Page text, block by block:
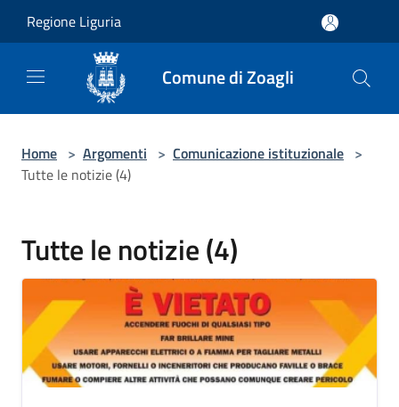
Regione Liguria
Comune di Zoagli
Home > Argomenti > Comunicazione istituzionale >
Tutte le notizie (4)
Tutte le notizie (4)